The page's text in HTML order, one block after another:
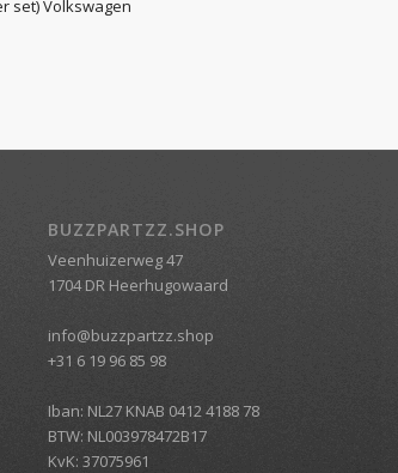
set) Volkswagen
BUZZPARTZZ.SHOP
Veenhuizerweg 47
1704 DR Heerhugowaard
info@buzzpartzz.shop
+31 6 19 96 85 98
Iban: NL27 KNAB 0412 4188 78
BTW: NL003978472B17
KvK: 37075961